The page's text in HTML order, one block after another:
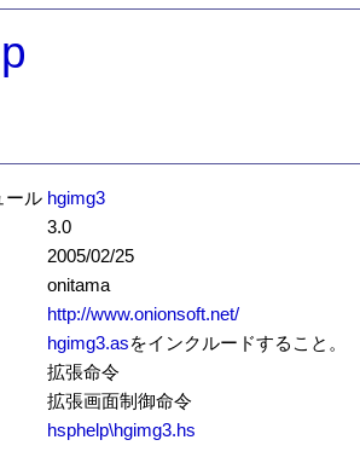
ール hgimg3
3.0
2005/02/25
onitama
http://www.onionsoft.net/
hgimg3.asをインクルードすること。
拡張命令
拡張画面制御命令
hsphelp\hgimg3.hs